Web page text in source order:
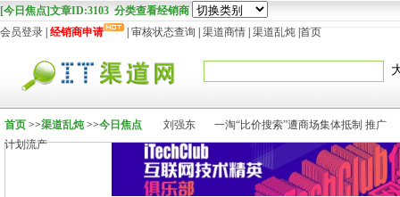
[今日焦点]文章ID:3103 分类查看经销商
会员登录 经销商申请 审核状态查询 渠道商情 渠道乱炖 首页
首页 >>渠道乱炖>>今日焦点 刘强东
一淘“比价搜索”遭商场集体抵制 推广
计划流产